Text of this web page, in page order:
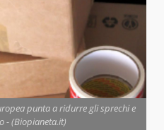
punta a ridurre gli sprechi e
- (Biopianeta.it)